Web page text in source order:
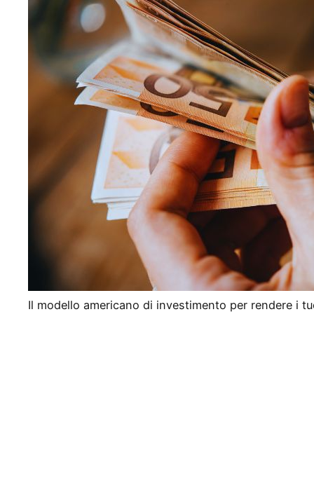
Il modello americano di investimento per rendere i